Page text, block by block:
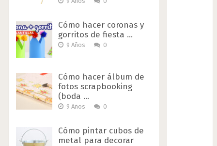
Cómo hacer coronas y
gorritos de fiesta …
9 Años 0
Cómo hacer álbum de
fotos scrapbooking
(boda …
9 Años 0
Cómo pintar cubos de
metal para decorar